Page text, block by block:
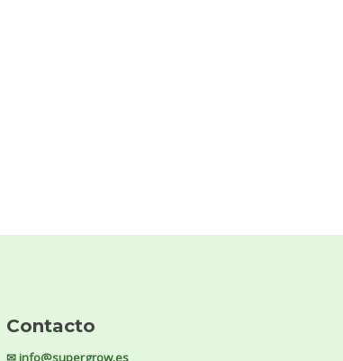
Contacto
✉ info@supergrow.es